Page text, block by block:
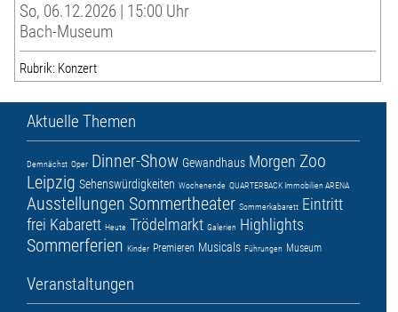
So, 06.12.2026 | 15:00 Uhr
Bach-Museum
Rubrik: Konzert
Aktuelle Themen
Demnächst Oper Dinner-Show Gewandhaus Morgen Zoo
Leipzig Sehenswürdigkeiten Wochenende QUARTERBACK Immobilien ARENA
Ausstellungen Sommertheater Sommerkabarett Eintritt
frei Kabarett Heute Trödelmarkt Galerien Highlights
Sommerferien Kinder Premieren Musicals Führungen Museum
Veranstaltungen